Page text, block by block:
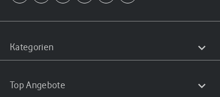
Kategorien
Top Angebote